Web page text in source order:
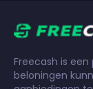
Freecash is
beloningen